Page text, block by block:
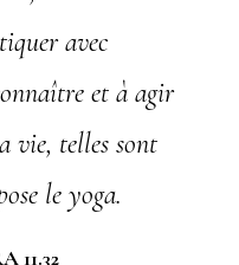
avec
et à agir
vie, telles sont
le yoga.
11.32